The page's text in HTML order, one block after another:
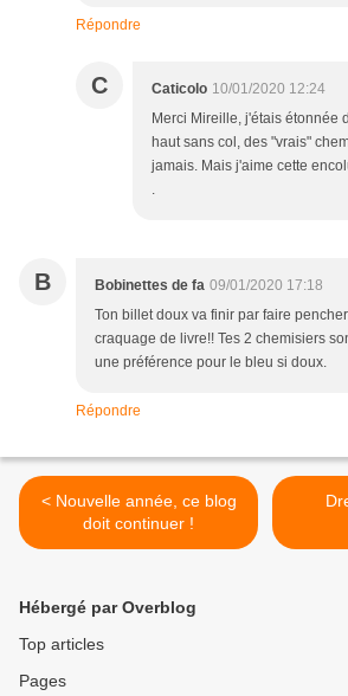
Répondre
C Caticolo 10/01/2020 12:24
Merci Mireille, j'étais étonnée
haut sans col, des "vrais"
jamais. Mais j'aime cette
.
B Bobinettes de fa 09/01/2020 17:18
Ton billet doux va finir par faire
craquage de livre!! Tes 2 chemisiers
une préférence pour le bleu si doux.
Répondre
< Nouvelle année, ce blog
doit continuer !
Hébergé par Overblog
Top articles
Pages